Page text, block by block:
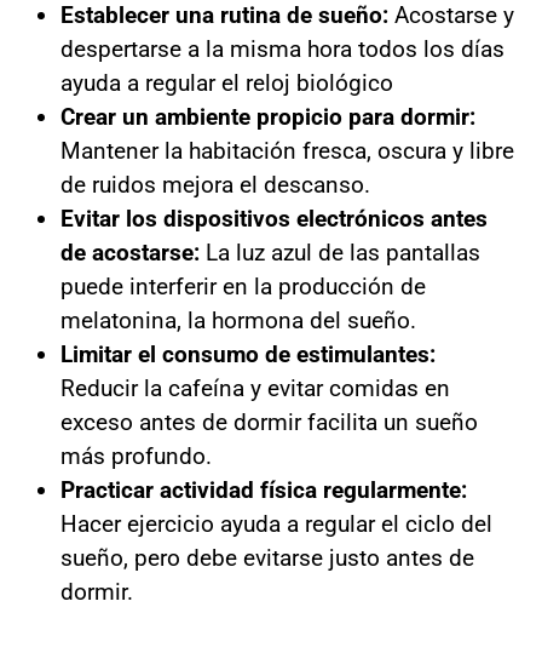
Establecer una rutina de sueño: Acostarse y
despertarse a la misma hora todos los días
ayuda a regular el reloj biológico
Crear un ambiente propicio para dormir:
Mantener la habitación fresca, oscura y libre
de ruidos mejora el descanso.
Evitar los dispositivos electrónicos antes
de acostarse: La luz azul de las pantallas
puede interferir en la producción de
melatonina, la hormona del sueño.
Limitar el consumo de estimulantes:
Reducir la cafeína y evitar comidas en
exceso antes de dormir facilita un sueño
más profundo.
Practicar actividad física regularmente:
Hacer ejercicio ayuda a regular el ciclo del
sueño, pero debe evitarse justo antes de
dormir.